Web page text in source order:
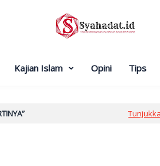
Kajian Islam Opini Tips